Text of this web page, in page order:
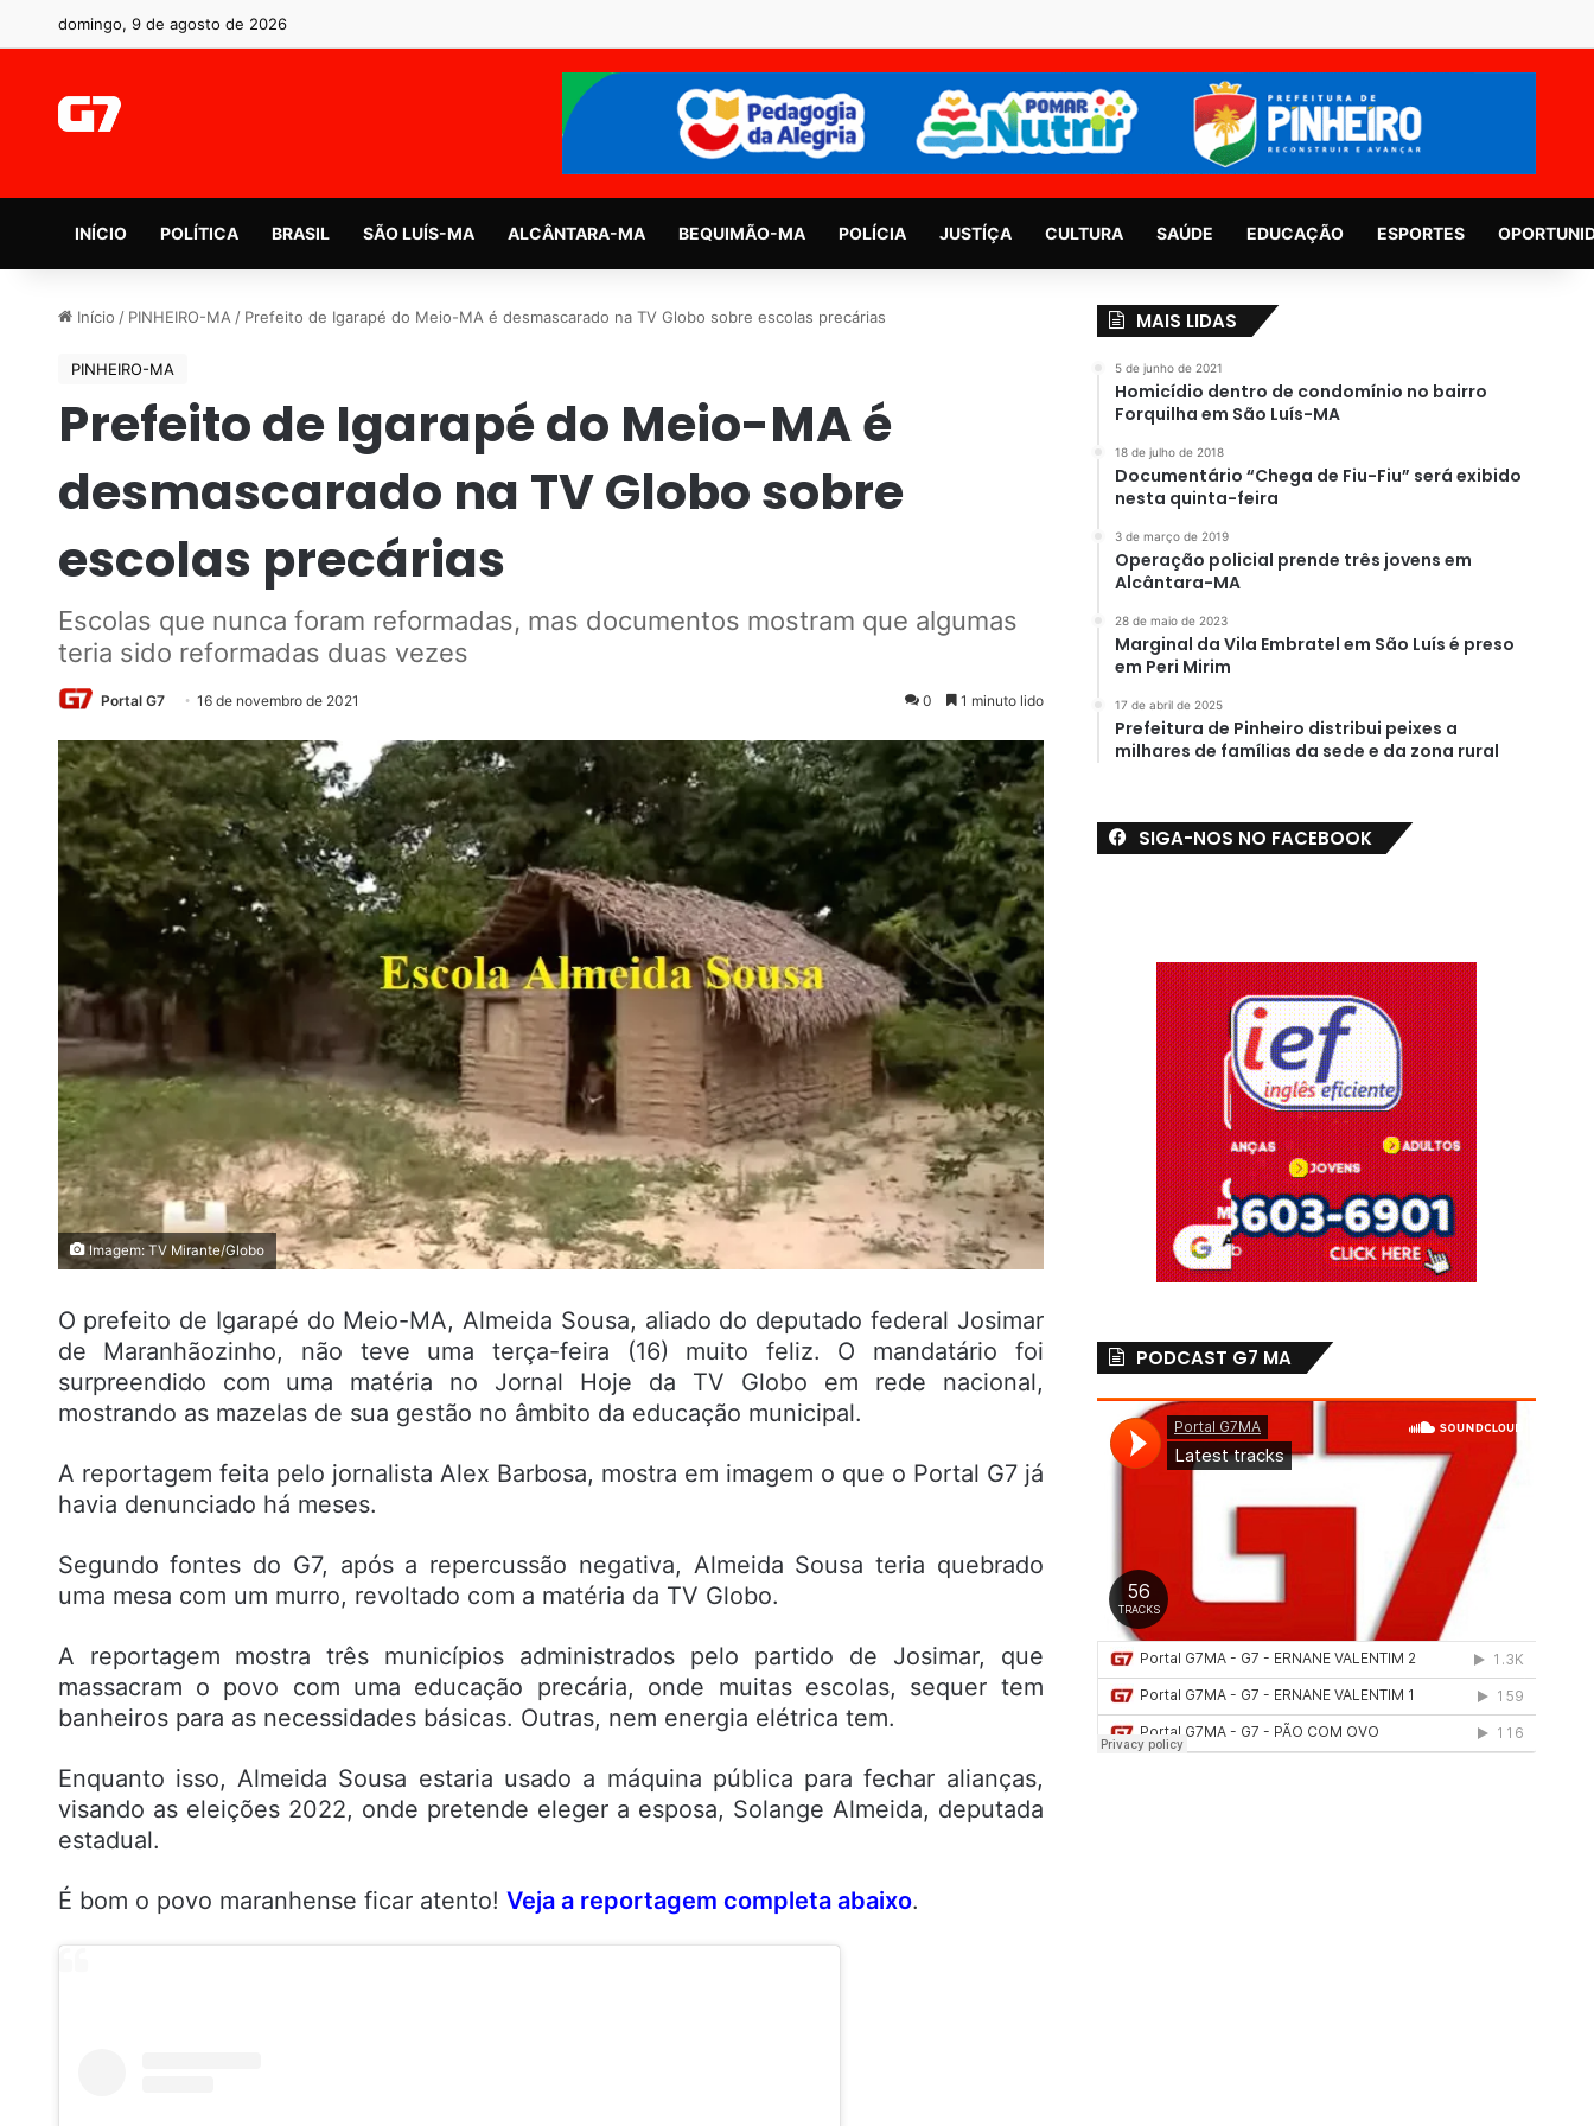
domingo, 9 de agosto de 2026
INÍCIO POLÍTICA BRASIL SÃO LUÍS-MA ALCÂNTARA-MA BEQUIMÃO-MA POLÍCIA JUSTÍÇA CULTURA SAÚDE EDUCAÇÃO ESPORTES
Início / PINHEIRO-MA / Prefeito de Igarapé do Meio-MA é desmascarado na TV Globo sobre escolas precárias
PINHEIRO-MA
Prefeito de Igarapé do Meio-MA é
desmascarado na TV Globo sobre
escolas precárias
Escolas que nunca foram reformadas, mas documentos mostram que algumas
teria sido reformadas duas vezes
Portal G7 16 de novembro de 2021 0 1 minuto lido
Imagem: TV Mirante/Globo
O prefeito de Igarapé do Meio-MA, Almeida Sousa, aliado do deputado federal Josimar
de Maranhãozinho, não teve uma terça-feira (16) muito feliz. O mandatário foi
surpreendido com uma matéria no Jornal Hoje da TV Globo em rede nacional,
mostrando as mazelas de sua gestão no âmbito da educação municipal.
A reportagem feita pelo jornalista Alex Barbosa, mostra em imagem o que o Portal G7 já
havia denunciado há meses.
Segundo fontes do G7, após a repercussão negativa, Almeida Sousa teria quebrado
uma mesa com um murro, revoltado com a matéria da TV Globo.
A reportagem mostra três municípios administrados pelo partido de Josimar, que
massacram o povo com uma educação precária, onde muitas escolas, sequer tem
banheiros para as necessidades básicas. Outras, nem energia elétrica tem.
Enquanto isso, Almeida Sousa estaria usado a máquina pública para fechar alianças,
visando as eleições 2022, onde pretende eleger a esposa, Solange Almeida, deputada
estadual.
É bom o povo maranhense ficar atento! Veja a reportagem completa abaixo.
MAIS LIDAS
5 de junho de 2021
Homicídio dentro de condomínio no bairro
Forquilha em São Luís-MA
18 de julho de 2018
Documentário “Chega de Fiu-Fiu” será exibido
nesta quinta-feira
3 de março de 2019
Operação policial prende três jovens em
Alcântara-MA
28 de maio de 2023
Marginal da Vila Embratel em São Luís é preso
em Peri Mirim
17 de abril de 2025
Prefeitura de Pinheiro distribui peixes a
milhares de famílias da sede e da zona rural
SIGA-NOS NO FACEBOOK
PODCAST G7 MA